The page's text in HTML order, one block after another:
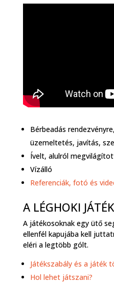
Bérbeadás
üzemeltetés, javítás,
Ívelt, alulról
Vízálló
Referenciák, fotó és
A LÉGHOKI
A játékosoknak egy ütő
ellenfél kapujába kell
eléri a legtöbb gólt.
Játékszabály és a játék
Hol lehet játszani?